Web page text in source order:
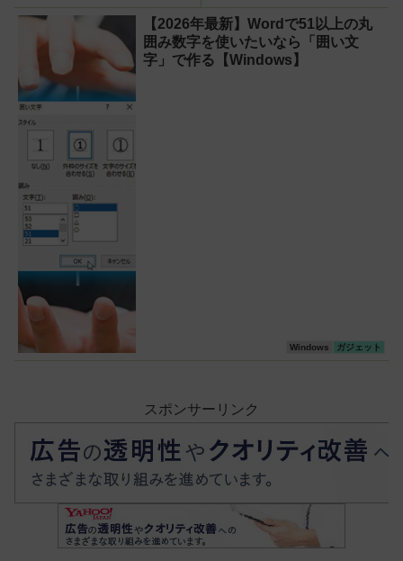
【2026年最新】Wordで51以上の丸
囲み数字を使いたいなら「囲い文
字」で作る【Windows】
Windows ガジェット
スポンサーリンク